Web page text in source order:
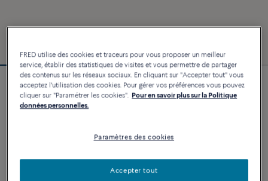
Personnalisable
Bracelet Force 10
PERSONNALISER
FRED utilise des cookies et traceurs pour vous proposer un meilleur
service, établir des statistiques de visites et vous permettre de partager
des contenus sur les réseaux sociaux. En cliquant sur "Accepter tout" vous
acceptez l'utilisation des cookies. Pour gérer vos préférences vous pouvez
cliquer sur "Paramétrer les cookies". Pour en savoir plus sur la Politique
données personnelles.
Paramètres des cookies
Accepter tout